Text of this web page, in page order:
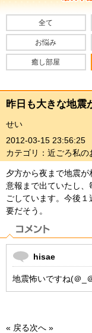
全て
お悩み
癒し部屋
昨日も大きな地震
せい
2012-03-15 23:56:25
カテゴリ：近ごろ私の
夕方から夜まで地震
意報まで出ていたし
ごしています。今後
要だそう。
hisae
地震怖いですね(＠_
« 戻る次へ »